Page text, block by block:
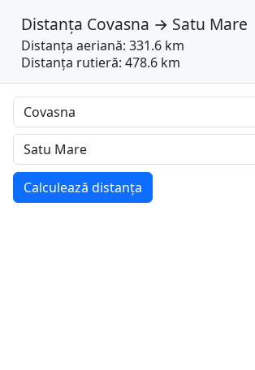
Distanța Covasna → Satu Mare
Distanța aeriană: 331.6 km
Distanța rutieră: 478.6 km
Calculează distanța